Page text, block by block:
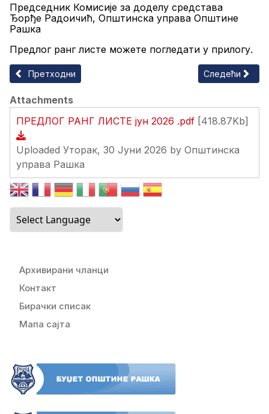
Председник Комисије за доделу средстава
Ђорђе Радоичић, Општинска управа Општине
Рашка
Предлог ранг листе можете погледати у прилогу.
Претходни чланак: Одлука о одабиру програма/
Претходни Следећи
Следећи
Attachments
ПРЕДЛОГ РАНГ ЛИСТЕ јун 2026 .pdf [418.87Kb]
Uploaded Уторак, 30 Јуни 2026 by Општинска
управа Рашка
Архивирани чланци
Контакт
Бирачки списак
Мапа сајта